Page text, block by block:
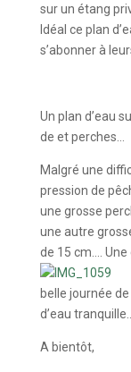
sur un étang
Idéal ce plan
s’abonner à
Un plan d’eau
de et perches…
Malgré une
pression de
une grosse
une autre
de 15 cm….
belle journée
d’eau tranquille…
A bientôt,